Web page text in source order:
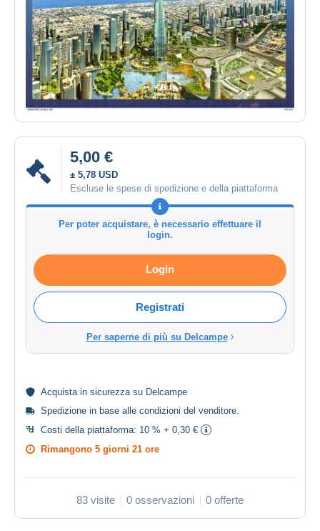
5,00 €
± 5,78 USD
Escluse le spese di spedizione e della piattaforma
Per poter acquistare, è necessario effettuare il
login.
Login
Registrati
Per saperne di più su Delcampe
Acquista in sicurezzasu Delcampe
Spedizione in base alle condizioni del venditore.
Costi della piattaforma: 10 % + 0,30 €
Rimangono 5 giorni 21 ore
83 visite 0 osservazioni 0 offerte